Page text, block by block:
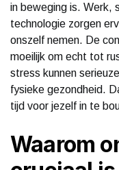
in beweging is. Werk,
technologie zorgen
onszelf nemen. De
moeilijk om echt tot
stress kunnen
fysieke gezondheid.
tijd voor jezelf in te
Waarom